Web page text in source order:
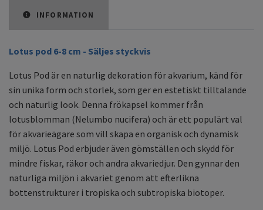
INFORMATION
Lotus pod 6-8 cm - Säljes styckvis
Lotus Pod är en naturlig dekoration för akvarium, känd för
sin unika form och storlek, som ger en estetiskt tilltalande
och naturlig look. Denna frökapsel kommer från
lotusblomman (Nelumbo nucifera) och är ett populärt val
för akvarieägare som vill skapa en organisk och dynamisk
miljö. Lotus Pod erbjuder även gömställen och skydd för
mindre fiskar, räkor och andra akvariedjur. Den gynnar den
naturliga miljön i akvariet genom att efterlikna
bottenstrukturer i tropiska och subtropiska biotoper.